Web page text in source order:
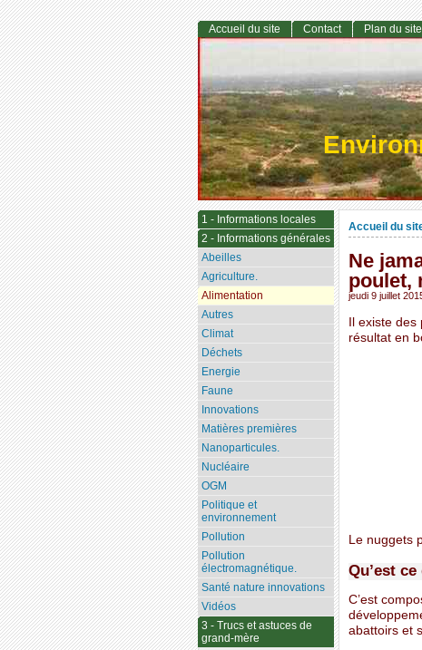
Accueil du
Ne
poulet,
jeudi 9 juillet
Il existe
résultat en
Le nuggets
Qu’est
C’est
abattoirs et
Accueil du site Contact Plan du site
1 - Informations locales
2 - Informations générales
Abeilles
Agriculture.
Alimentation
Autres
Climat
Déchets
Energie
Faune
Innovations
Matières premières
Nanoparticules.
Nucléaire
OGM
Politique et
environnement
Pollution
Pollution
électromagnétique.
Santé nature innovations
Vidéos
3 - Trucs et astuces de
grand-mère